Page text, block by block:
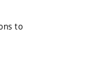
to